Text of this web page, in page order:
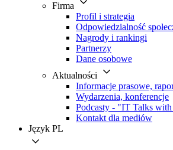
Firma
Profil i strategia
Odpowiedzialność
Nagrody i rankingi
Partnerzy
Dane osobowe
Aktualności
Informacje prasowe,
Wydarzenia, konferencje
Podcasty - "IT Talks
Kontakt dla mediów
Język PL